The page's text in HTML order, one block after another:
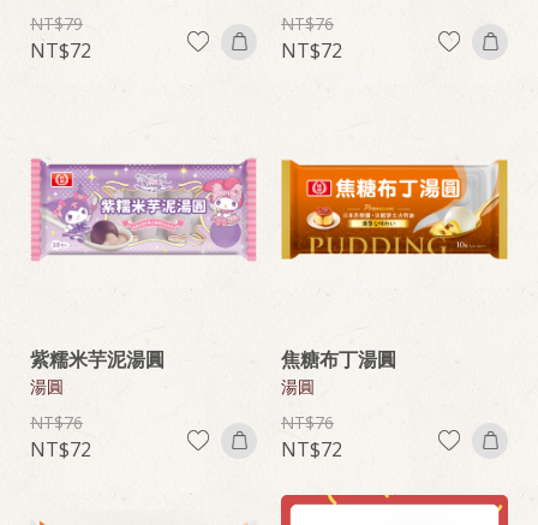
79
72
76
72
紫糯米芋泥湯圓
湯圓
76
72
焦糖布丁湯圓
湯圓
76
72